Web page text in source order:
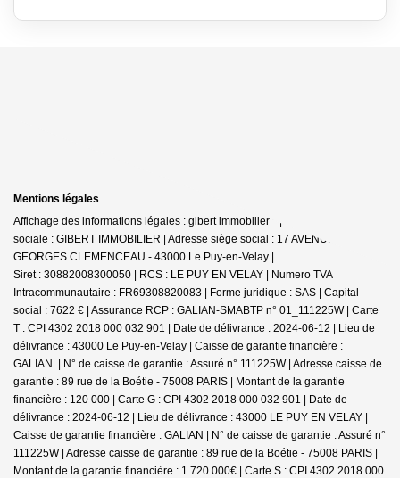
Mentions légales
Affichage des informations légales : gibert immobilier * | Raison
sociale : GIBERT IMMOBILIER | Adresse siège social : 17 AVENUE
GEORGES CLEMENCEAU - 43000 Le Puy-en-Velay |
Siret : 30882008300050 | RCS : LE PUY EN VELAY | Numero TVA
Intracommunautaire : FR69308820083 | Forme juridique : SAS | Capital
social : 7622 € | Assurance RCP : GALIAN-SMABTP n° 01_111225W | Carte
T : CPI 4302 2018 000 032 901 | Date de délivrance : 2024-06-12 | Lieu de
délivrance : 43000 Le Puy-en-Velay | Caisse de garantie financière :
GALIAN. | N° de caisse de garantie : Assuré n° 111225W | Adresse caisse de
garantie : 89 rue de la Boétie - 75008 PARIS | Montant de la garantie
financière : 120 000 | Carte G : CPI 4302 2018 000 032 901 | Date de
délivrance : 2024-06-12 | Lieu de délivrance : 43000 LE PUY EN VELAY |
Caisse de garantie financière : GALIAN | N° de caisse de garantie : Assuré n°
111225W | Adresse caisse de garantie : 89 rue de la Boétie - 75008 PARIS |
Montant de la garantie financière : 1 720 000€ | Carte S : CPI 4302 2018 000